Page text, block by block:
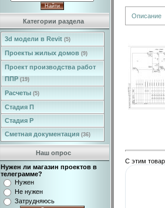
Категории раздела
3d модели в Revit (5)
Проекты жилых домов (9)
Проект производства работ
ППР (19)
Расчеты (5)
Стадия П
Стадия Р
Сметная документация (36)
Наш опрос
Нужен ли магазин проектов в
телеграмме?
Нужен
Не нужен
Затрудняюсь
Описание
С этим